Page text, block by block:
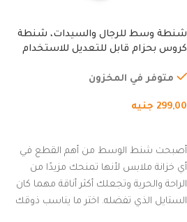
شنطة وسط للرجال والسيدات، شنطة
كروس بحزام قابل للتعديل للاستخدام
المشي لمسافات طويلة، وركوب
متوفر في المخزون
299,00 جنيه
أصبحت شنط الوسط من أهم القطع في
أي خزانة ملابس لأنها تمنحك مزيدًا من
الراحة والحرية وتجعلك أكثر أناقة مهما كان
الستايل الذي تفضله. اختر ما يناسب ذوقك